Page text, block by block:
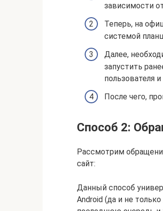
зависимости
Теперь, на
системой
Далее,
запустить
пользователя
После чего,
Способ 2:
Рассмотрим
сайт:
Данный способ
Android (да и не